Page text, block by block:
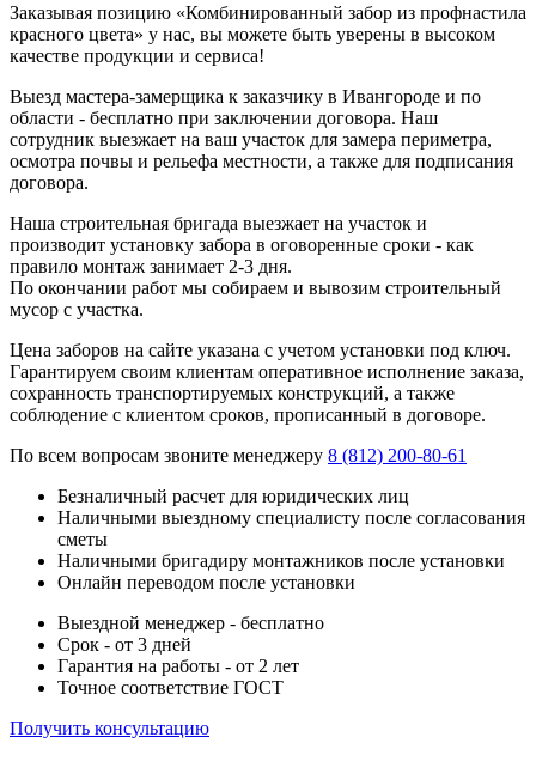
Заказывая позицию «Комбинированный забор из профнастила
красного цвета» у нас, вы можете быть уверены в высоком
качестве продукции и сервиса!
Выезд мастера-замерщика к заказчику в Ивангороде и по
области - бесплатно при заключении договора. Наш
сотрудник выезжает на ваш участок для замера периметра,
осмотра почвы и рельефа местности, а также для подписания
договора.
Наша строительная бригада выезжает на участок и
производит установку забора в оговоренные сроки - как
правило монтаж занимает 2-3 дня.
По окончании работ мы собираем и вывозим строительный
мусор с участка.
Цена заборов на сайте указана с учетом установки под ключ.
Гарантируем своим клиентам оперативное исполнение заказа,
сохранность транспортируемых конструкций, а также
соблюдение с клиентом сроков, прописанный в договоре.
По всем вопросам звоните менеджеру 8 (812) 200-80-61
Безналичный расчет для юридических лиц
Наличными выездному специалисту после согласования
сметы
Наличными бригадиру монтажников после установки
Онлайн переводом после установки
Выездной менеджер - бесплатно
Срок - от 3 дней
Гарантия на работы - от 2 лет
Точное соответствие ГОСТ
Получить консультацию